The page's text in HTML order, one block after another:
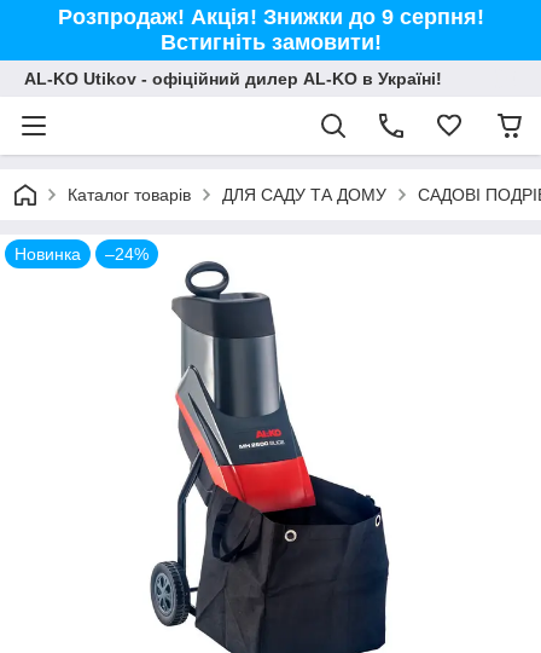
Розпродаж! Акція! Знижки до 9 серпня!
Встигніть замовити!
AL-KO Utikov - офіційний дилер AL-KO в Україні!
Каталог товарів ДЛЯ САДУ ТА ДОМУ САДОВІ
Новинка –24%